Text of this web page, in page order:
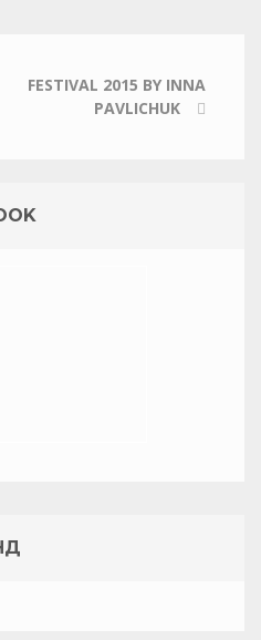
FESTIVAL 2015 BY INNA
PAVLICHUK